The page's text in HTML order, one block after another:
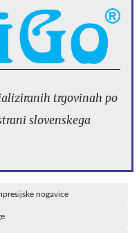
trgovinah po
slovenskega
nogavice